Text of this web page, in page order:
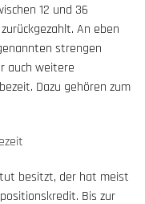
12 und 36
An eben
strengen
auch weitere
Dazu gehören zum
besitzt, der hat meist
Bis zur